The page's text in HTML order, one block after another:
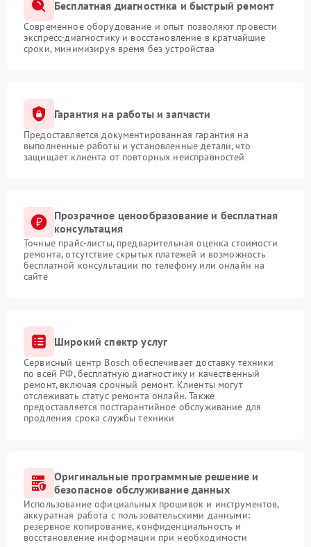
Бесплатная диагностика и быстрый ремонт
Современное оборудование и опыт позволяют провести
экспресс-диагностику и восстановление в кратчайшие
сроки, минимизируя время без устройства
Гарантия на работы и запчасти
Предоставляется документированная гарантия на
выполненные работы и установленные детали, что
защищает клиента от повторных неисправностей
Прозрачное ценообразование и бесплатная
консультация
Точные прайс-листы, предварительная оценка стоимости
ремонта, отсутствие скрытых платежей и возможность
бесплатной консультации по телефону или онлайн на
сайте
Широкий спектр услуг
Сервисный центр Bosch обеспечивает доставку техники
по всей РФ, бесплатную диагностику и качественный
ремонт, включая срочный ремонт. Клиенты могут
отслеживать статус ремонта онлайн. Также
предоставляется постгарантийное обслуживание для
продления срока службы техники
Оригинальные программные решение и
безопасное обслуживание данных
Использование официальных прошивок и инструментов,
аккуратная работа с пользовательскими данными:
резервное копирование, конфиденциальность и
восстановление информации при необходимости